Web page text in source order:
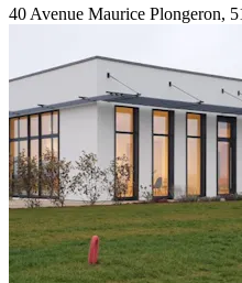
40 Avenue Maurice Plongeron,